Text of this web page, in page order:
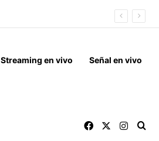
Streaming en vivo Señal en vivo
Facebook